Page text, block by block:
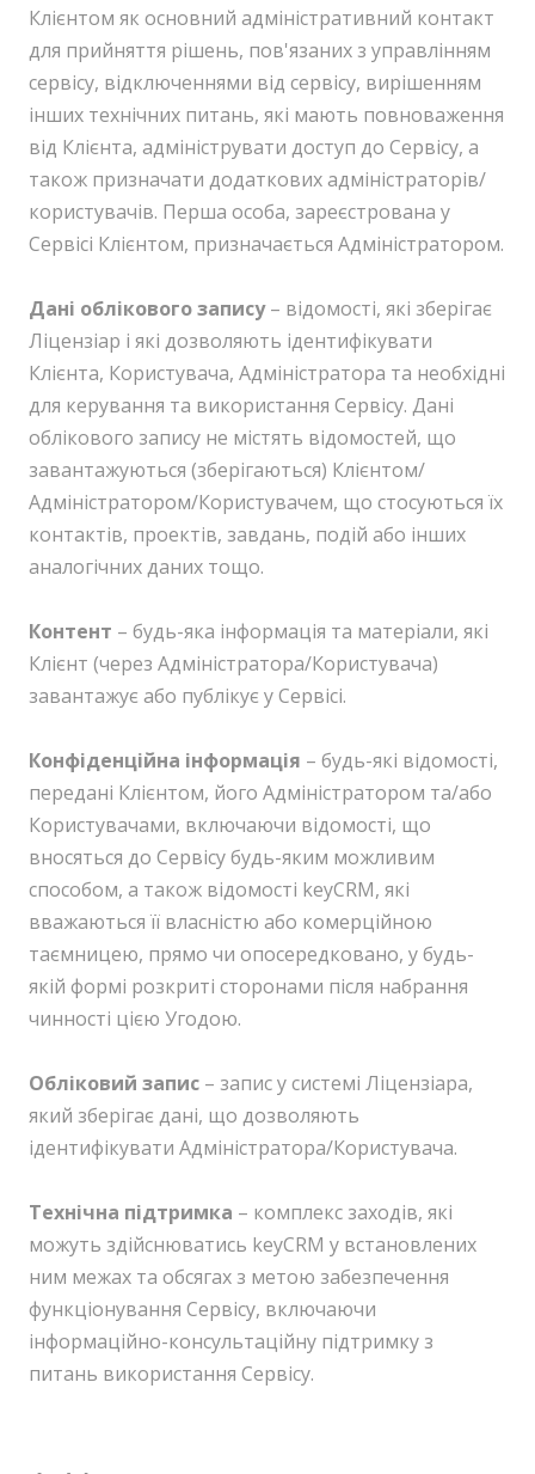
Клієнтом як основний адміністративний контакт
для прийняття рішень, пов'язаних з управлінням
сервісу, відключеннями від сервісу, вирішенням
інших технічних питань, які мають повноваження
від Клієнта, адмініструвати доступ до Сервісу, а
також призначати додаткових адміністраторів/
користувачів. Перша особа, зареєстрована у
Сервісі Клієнтом, призначається Адміністратором.
Дані облікового запису– відомості, які зберігає
Ліцензіар і які дозволяють ідентифікувати
Клієнта, Користувача, Адміністратора та необхідні
для керування та використання Сервісу. Дані
облікового запису не містять відомостей, що
завантажуються (зберігаються) Клієнтом/
Адміністратором/Користувачем, що стосуються їх
контактів, проектів, завдань, подій або інших
аналогічних даних тощо.
Контент – будь-яка інформація та матеріали, які
Клієнт (через Адміністратора/Користувача)
завантажує або публікує у Сервісі.
Конфіденційна інформація – будь-які відомості,
передані Клієнтом, його Адміністратором та/або
Користувачами, включаючи відомості, що
вносяться до Сервісу будь-яким можливим
способом, а також відомості keyCRM, які
вважаються її власністю або комерційною
таємницею, прямо чи опосередковано, у будь-
якій формі розкриті сторонами після набрання
чинності цією Угодою.
Обліковий запис – запис у системі Ліцензіара,
який зберігає дані, що дозволяють
ідентифікувати Адміністратора/Користувача.
Технічна підтримка – комплекс заходів, які
можуть здійснюватись keyCRM у встановлених
ним межах та обсягах з метою забезпечення
функціонування Сервісу, включаючи
інформаційно-консультаційну підтримку з
питань використання Сервісу.